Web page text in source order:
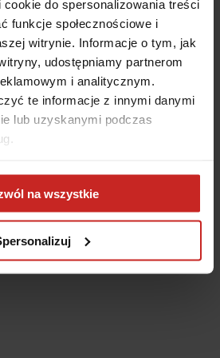
do spersonalizowania treści
funkcje społecznościowe i
witrynie. Informacje o tym, jak
udostępniamy partnerom
i analitycznym.
te informacje z innymi danymi
lub uzyskanymi podczas
na wszystkie
for more information)